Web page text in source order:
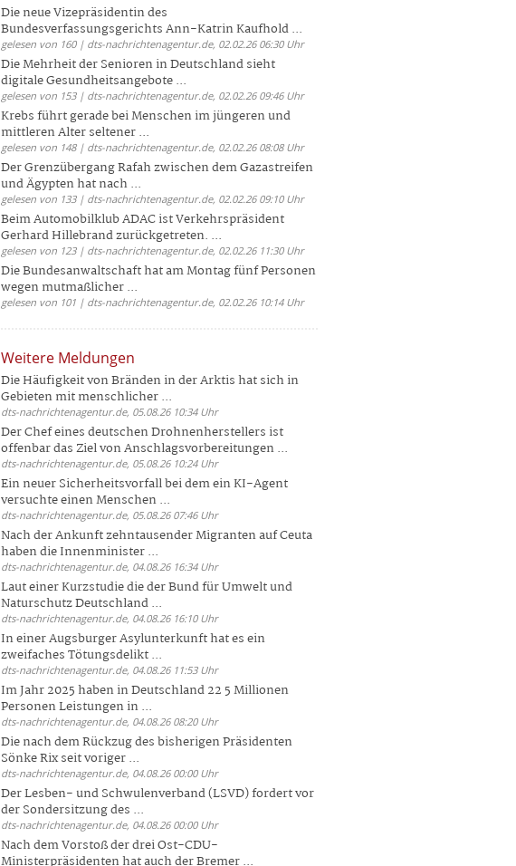
Die neue Vizepräsidentin des
Bundesverfassungsgerichts Ann-Katrin Kaufhold ...
gelesen von 160 | dts-nachrichtenagentur.de, 02.02.26 06:30 Uhr
Die Mehrheit der Senioren in Deutschland sieht
digitale Gesundheitsangebote ...
gelesen von 153 | dts-nachrichtenagentur.de, 02.02.26 09:46 Uhr
Krebs führt gerade bei Menschen im jüngeren und
mittleren Alter seltener ...
gelesen von 148 | dts-nachrichtenagentur.de, 02.02.26 08:08 Uhr
Der Grenzübergang Rafah zwischen dem Gazastreifen
und Ägypten hat nach ...
gelesen von 133 | dts-nachrichtenagentur.de, 02.02.26 09:10 Uhr
Beim Automobilklub ADAC ist Verkehrspräsident
Gerhard Hillebrand zurückgetreten. ...
gelesen von 123 | dts-nachrichtenagentur.de, 02.02.26 11:30 Uhr
Die Bundesanwaltschaft hat am Montag fünf Personen
wegen mutmaßlicher ...
gelesen von 101 | dts-nachrichtenagentur.de, 02.02.26 10:14 Uhr
Weitere Meldungen
Die Häufigkeit von Bränden in der Arktis hat sich in
Gebieten mit menschlicher ...
dts-nachrichtenagentur.de, 05.08.26 10:34 Uhr
Der Chef eines deutschen Drohnenherstellers ist
offenbar das Ziel von Anschlagsvorbereitungen ...
dts-nachrichtenagentur.de, 05.08.26 10:24 Uhr
Ein neuer Sicherheitsvorfall bei dem ein KI-Agent
versuchte einen Menschen ...
dts-nachrichtenagentur.de, 05.08.26 07:46 Uhr
Nach der Ankunft zehntausender Migranten auf Ceuta
haben die Innenminister ...
dts-nachrichtenagentur.de, 04.08.26 16:34 Uhr
Laut einer Kurzstudie die der Bund für Umwelt und
Naturschutz Deutschland ...
dts-nachrichtenagentur.de, 04.08.26 16:10 Uhr
In einer Augsburger Asylunterkunft hat es ein
zweifaches Tötungsdelikt ...
dts-nachrichtenagentur.de, 04.08.26 11:53 Uhr
Im Jahr 2025 haben in Deutschland 22 5 Millionen
Personen Leistungen in ...
dts-nachrichtenagentur.de, 04.08.26 08:20 Uhr
Die nach dem Rückzug des bisherigen Präsidenten
Sönke Rix seit voriger ...
dts-nachrichtenagentur.de, 04.08.26 00:00 Uhr
Der Lesben- und Schwulenverband (LSVD) fordert vor
der Sondersitzung des ...
dts-nachrichtenagentur.de, 04.08.26 00:00 Uhr
Nach dem Vorstoß der drei Ost-CDU-
Ministerpräsidenten hat auch der Bremer ...